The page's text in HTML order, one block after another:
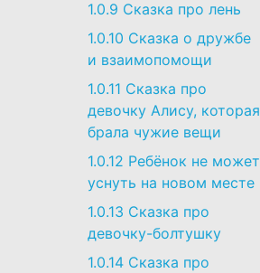
1.0.9 Сказка про лень
1.0.10 Сказка о дружбе
и взаимопомощи
1.0.11 Сказка про
девочку Алису, которая
брала чужие вещи
1.0.12 Ребёнок не может
уснуть на новом месте
1.0.13 Сказка про
девочку-болтушку
1.0.14 Сказка про